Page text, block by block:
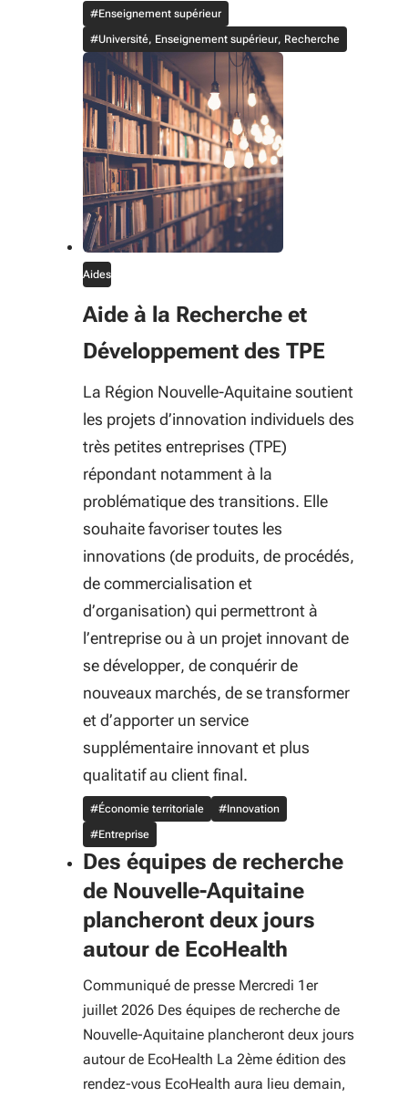
#Enseignement supérieur
#Université, Enseignement supérieur, Recherche
Aides
Aide à la Recherche et
Développement des TPE
La Région Nouvelle-Aquitaine soutient
les projets d’innovation individuels des
très petites entreprises (TPE)
répondant notamment à la
problématique des transitions. Elle
souhaite favoriser toutes les
innovations (de produits, de procédés,
de commercialisation et
d’organisation) qui permettront à
l’entreprise ou à un projet innovant de
se développer, de conquérir de
nouveaux marchés, de se transformer
et d’apporter un service
supplémentaire innovant et plus
qualitatif au client final.
#Économie territoriale
#Innovation
#Entreprise
Des équipes de recherche
de Nouvelle-Aquitaine
plancheront deux jours
autour de EcoHealth
Communiqué de presse Mercredi 1er
juillet 2026 Des équipes de recherche de
Nouvelle-Aquitaine plancheront deux jours
autour de EcoHealth La 2ème édition des
rendez-vous EcoHealth aura lieu demain,